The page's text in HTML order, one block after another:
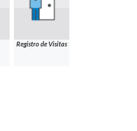
Registro de Visitas